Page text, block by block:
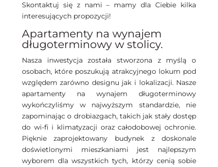
Skontaktuj się z nami – mamy dla Ciebie kilka
interesujących propozycji!
Apartamenty na wynajem
długoterminowy w stolicy.
Nasza inwestycja została stworzona z myślą o
osobach, które poszukują atrakcyjnego lokum pod
względem zarówno designu jak i lokalizacji. Nasze
apartamenty na wynajem długoterminowy
wykończyliśmy w najwyższym standardzie, nie
zapominając o drobiazgach, takich jak stały dostęp
do wi-fi i klimatyzacji oraz całodobowej ochronie.
Pięknie zaprojektowany budynek z doskonale
doświetlonymi mieszkaniami jest najlepszym
wyborem dla wszystkich tych, którzy cenią sobie